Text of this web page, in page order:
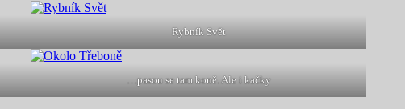
Rybník Svět
…pasou se tam koně. Ale i kačky